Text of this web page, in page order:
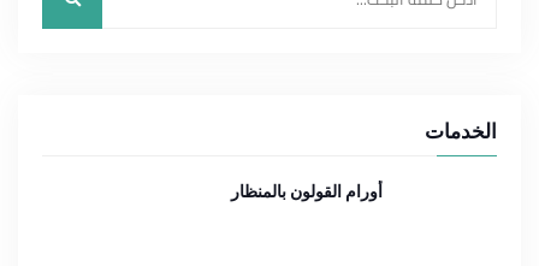
الخدمات
أورام القولون بالمنظار